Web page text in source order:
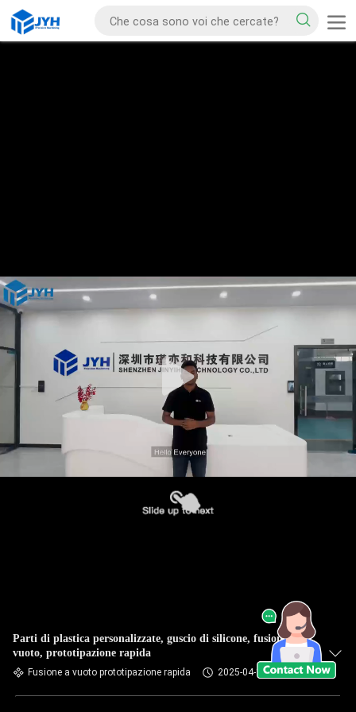
Parti di plastica personalizzate, guscio di silicone, fusione a
vuoto, prototipazione rapida
Fusione a vuoto prototipazione rapida 2025-04-18